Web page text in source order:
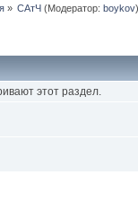
» САтЧ(Модератор: boykov)
этот раздел.